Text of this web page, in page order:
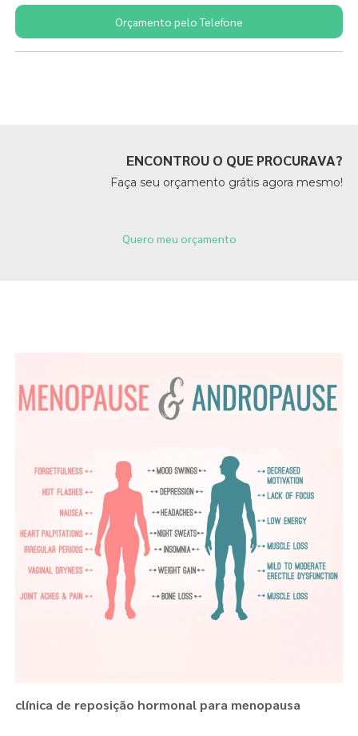
Orçamento pelo Telefone
ENCONTROU O QUE PROCURAVA?
Faça seu orçamento grátis agora mesmo!
Quero meu orçamento
clínica de reposição hormonal para menopausa